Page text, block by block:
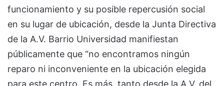
funcionamiento y su posible repercusión social
en su lugar de ubicación, desde la Junta Directiva
de la A.V. Barrio Universidad manifiestan
públicamente que “no encontramos ningún
reparo ni inconveniente en la ubicación elegida
para este centro. Es más, tanto desde la A.V. del